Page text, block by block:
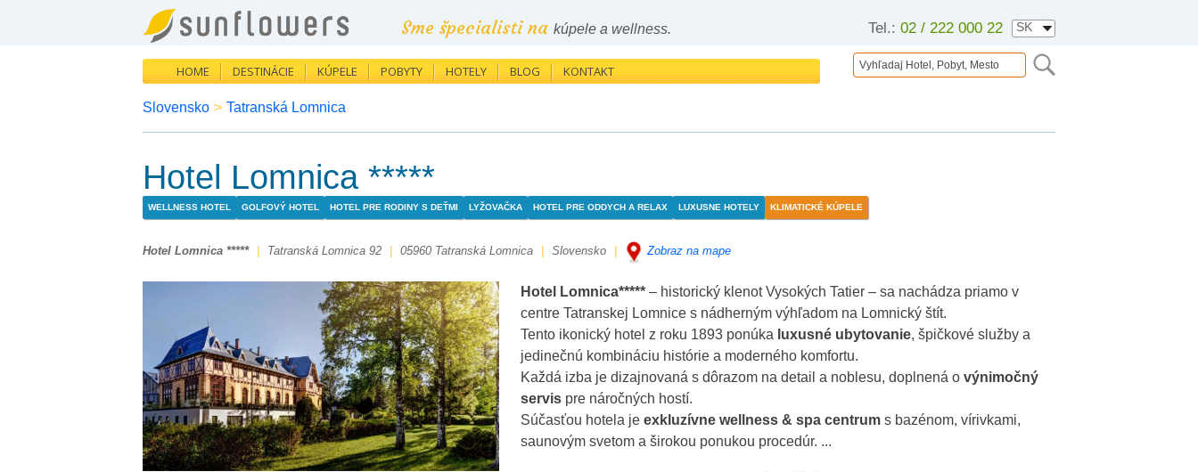
Tel.: 02 / 222 000 22
Sme špecialisti na kúpele a wellness.
HOME DESTINÁCIE KÚPELE POBYTY HOTELY BLOG KONTAKT
Slovensko > Tatranská Lomnica
Hotel Lomnica *****
WELLNESS HOTEL GOLFOVÝ HOTEL HOTEL PRE RODINY S DEŤMI LYŽOVAČKA HOTEL PRE ODDYCH A RELAX LUXUSNE HOTELY KLIMATICKÉ KÚPELE
Hotel Lomnica ***** Tatranská Lomnica 92 05960 Tatranská Lomnica Slovensko Zobraz na mape
Hotel Lomnica***** – historický klenot Vysokých Tatier – sa nachádza priamo v
centre Tatranskej Lomnice s nádherným výhľadom na Lomnický štít.
Tento ikonický hotel z roku 1893 ponúka luxusné ubytovanie, špičkové služby a
jedinečnú kombináciu histórie a moderného komfortu.
Každá izba je dizajnovaná s dôrazom na detail a noblesu, doplnená o výnimočný
servis pre náročných hostí.
Súčasťou hotela je exkluzívne wellness & spa centrum s bazénom, vírivkami,
saunovým svetom a širokou ponukou procedúr. ...